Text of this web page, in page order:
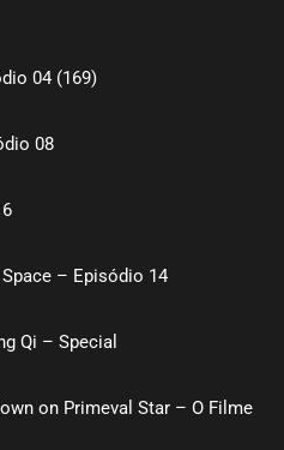
04 (169)
08
– Episódio 14
Qi – Special
on Primeval Star – O Filme